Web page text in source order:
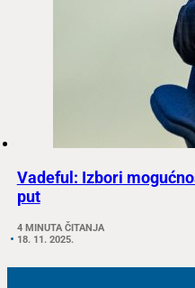
Vadeful: Izbori
put
4 MINUTA ČITANJA
18. 11. 2025.